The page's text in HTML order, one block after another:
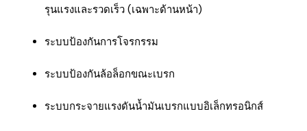
รุนแรงและรวดเร็ว (เฉพาะด้านหน้า)
ระบบป้องกันการโจรกรรม
ระบบป้องกันล้อล็อกขณะเบรก
ระบบกระจายแรงดันน้ำมันเบรกแบบอิเล็กทรอนิกส์